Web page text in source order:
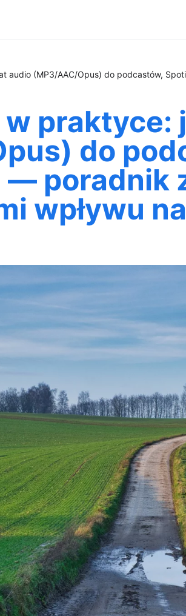
audio (MP3/AAC/Opus) do podcastów,
w
do
poradnik
wpływu